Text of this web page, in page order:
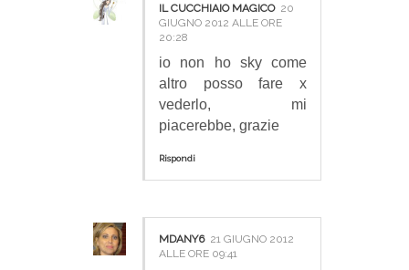
IL CUCCHIAIO MAGICO 20
GIUGNO 2012 ALLE ORE
20:28
io non ho sky come
altro posso fare x
vederlo, mi
piacerebbe, grazie
Rispondi
MDANY6 21 GIUGNO 2012
ALLE ORE 09:41